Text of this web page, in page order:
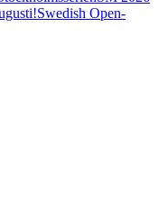
Swedish Open-